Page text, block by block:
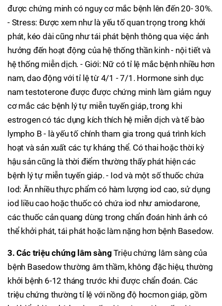
được chứng minh có nguy cơ mắc bệnh lên đến 20- 30%.
- Stress: Được xem như là yếu tố quan trọng trong khởi
phát, kéo dài cũng như tái phát bệnh thông qua việc ảnh
hưởng đến hoạt động của hệ thống thần kinh - nội tiết và
hệ thống miễn dịch. - Giới: Nữ có tỉ lệ mắc bệnh nhiều hơn
nam, dao động với tỉ lệ từ 4/1 - 7/1. Hormone sinh dục
nam testoterone được được chứng minh làm giảm nguy
cơ mắc các bệnh lý tự miễn tuyến giáp, trong khi
estrogen có tác dụng kích thích hệ miễn dịch và tế bào
lympho B - là yếu tố chính tham gia trong quá trình kích
hoạt và sản xuất các tự kháng thể. Có thai hoặc thời kỳ
hậu sản cũng là thời điểm thường thấy phát hiện các
bệnh lý tự miễn tuyến giáp. - Iod và một số thuốc chứa
Iod: Ăn nhiều thực phẩm có hàm lượng iod cao, sử dụng
iod liều cao hoặc thuốc có chứa iod như amiodarone,
các thuốc cản quang dùng trong chẩn đoán hình ảnh có
thể khởi phát, tái phát hoặc làm nặng hơn bệnh Basedow.
3. Các triệu chứng lâm sàng Triệu chứng lâm sàng của
bệnh Basedow thường âm thầm, không đặc hiệu, thường
khởi bệnh 6-12 tháng trước khi được chẩn đoán. Các
triệu chứng thường tỉ lệ với nồng độ hocmon giáp, gồm